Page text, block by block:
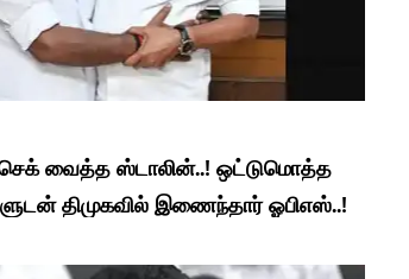
செக் வைத்த ஸ்டாலின்..! ஒட்டுமொத்த
திமுகவில் இணைந்தார் ஓபிஎஸ்..!